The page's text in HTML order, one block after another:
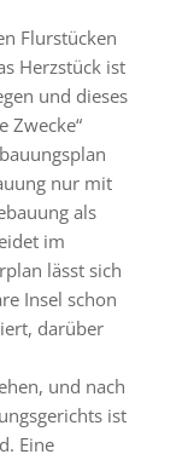
Flurstücken
Herzstück ist
und dieses
Zwecke“
nur mit
als
im
lässt sich
Insel schon
darüber
und nach
ist
Eine